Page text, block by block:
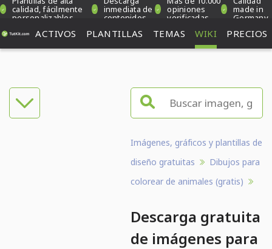
calidad, fácilmente
personalizables
inmediata de
contenidos
opiniones
verificadas
made in
Germany
ACTIVOS PLANTILLAS TEMAS WIKI PRECIOS
Imágenes, gráficos y plantillas de
diseño gratuitas
Dibujos para
colorear de animales (gratis)
Descarga gratuita
de imágenes para